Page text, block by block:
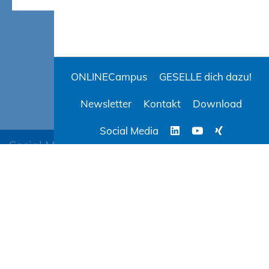
Social Media
ONLINECampus GESELLE dich dazu!
Newsletter Kontakt Download
Social Media